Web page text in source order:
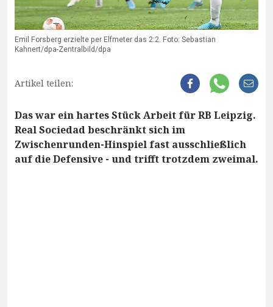
Emil Forsberg erzielte per Elfmeter das 2:2. Foto: Sebastian
Kahnert/dpa-Zentralbild/dpa
Artikel teilen:
Das war ein hartes Stück Arbeit für RB Leipzig.
Real Sociedad beschränkt sich im
Zwischenrunden-Hinspiel fast ausschließlich
auf die Defensive - und trifft trotzdem zweimal.